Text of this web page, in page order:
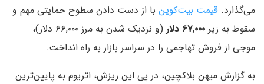
می‌گذارد. قیمت بیت‌کوین با از دست دادن سطوح حمایتی مهم و
سقوط به زیر ۶۷,۰۰۰ دلار
(و نزدیک شدن به مرز ۶۶,۰۰۰ دلار)،
موجی از فروش تهاجمی را در سراسر بازار به راه انداخت.
به گزارش میهن بلاکچین، در پی این ریزش، اتریوم به پایین‌ترین